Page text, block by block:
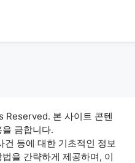
본 사이트 콘텐
금합니다.
건 등에 대한 기초적인 정보
을 간략하게 제공하며, 이